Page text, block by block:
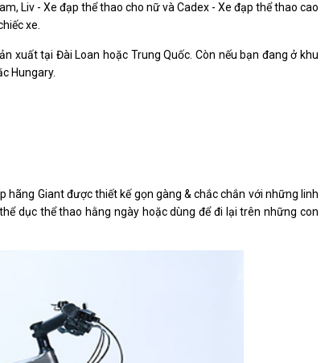
Liv - Xe đạp thể thao cho nữ và Cadex - Xe đạp thể thao cao
xe.
xuất tại Đài Loan hoặc Trung Quốc. Còn nếu bạn đang ở khu
Hungary.
hãng Giant được thiết kế gọn gàng & chắc chắn với những linh
dục thể thao hằng ngày hoặc dùng để đi lại trên những con